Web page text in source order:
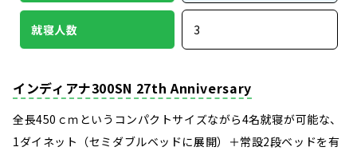
就寝人数 3
インディアナ300SN 27th Anniversary
全長450ｃｍというコンパクトサイズながら4名就寝が可能な、
1ダイネット（セミダブルベッドに展開）＋常設2段ベッドを有